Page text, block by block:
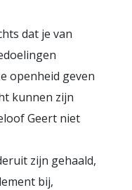
dat je van
openheid geven
kunnen zijn
Geert niet
zijn gehaald,
bij,